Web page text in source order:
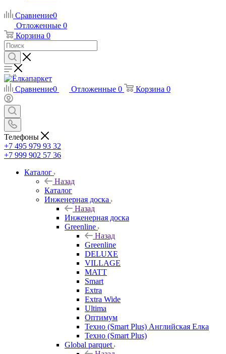
Сравнение0
Отложенные 0
Корзина 0
Сравнение0 Отложенные 0 Корзина 0
Телефоны
+7 495 979 93 32
+7 999 902 57 36
Каталог
Назад
Каталог
Инженерная доска
Назад
Инженерная доска
Greenline
Назад
Greenline
DELUXE
VILLAGE
MATT
Smart
Extra
Extra Wide
Ultima
Оптимум
Техно (Smart Plus) Английская Елка
Техно (Smart Plus)
Global parquet